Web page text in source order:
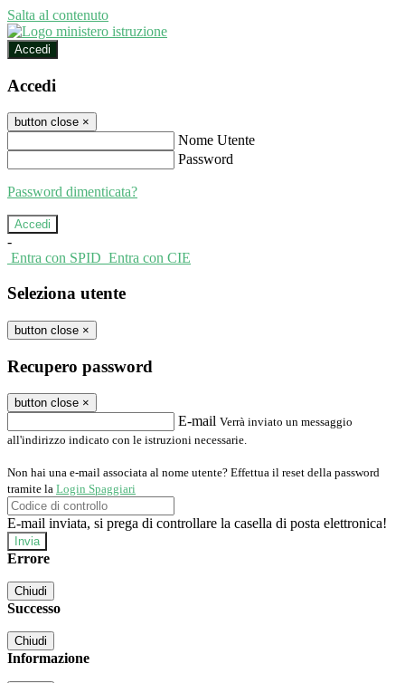
Salta al contenuto
Accedi
Accedi
button close ×
Nome Utente
Password
Password dimenticata?
-
Entra con SPID Entra con CIE
Seleziona utente
button close ×
Recupero password
button close ×
E-mail Verrà inviato un messaggio
all'indirizzo indicato con le istruzioni necessarie.
Non hai una e-mail associata al nome utente? Effettua il reset della password
tramite la Login Spaggiari
E-mail inviata, si prega di controllare la casella di posta elettronica!
Errore
Chiudi
Successo
Chiudi
Informazione